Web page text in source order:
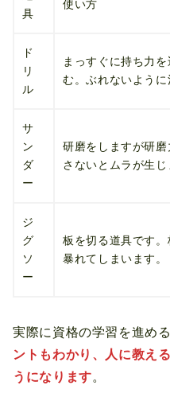
具
使い方
ド
リ
ル
まっすぐに持ち力
む。ぶれないように
サ
ン
ダ
ー
研磨をしますが研
さないとムラが生じ
ジ
グ
ソ
ー
板を切る道具です
暴れてしまいます。
実際に資格の学習を進め
ントもわかり、人に教え
うになります。